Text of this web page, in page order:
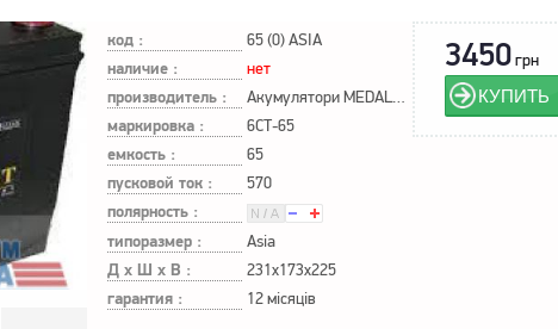
код : 65 (0) ASIA
наличие : нет
производитель : Акумулятори MEDALIST
маркировка : 6СТ-65
емкость : 65
пусковой ток : 570
полярность :
типоразмер :
Asia
Д х Ш х В : 231x173x225
гарантия : 12 місяців
3450грн
КУПИТЬ